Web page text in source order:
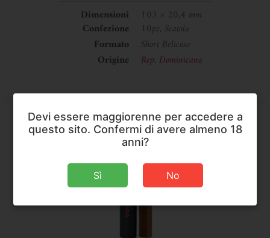
Dimensioni
103 × 20,4 mm
Confezione
10pz, Scatola
Formato
Short Belicoso
Origine
Rep. Dominicana
Devi essere maggiorenne per accedere a
questo sito. Confermi di avere almeno 18
anni?
Sì No